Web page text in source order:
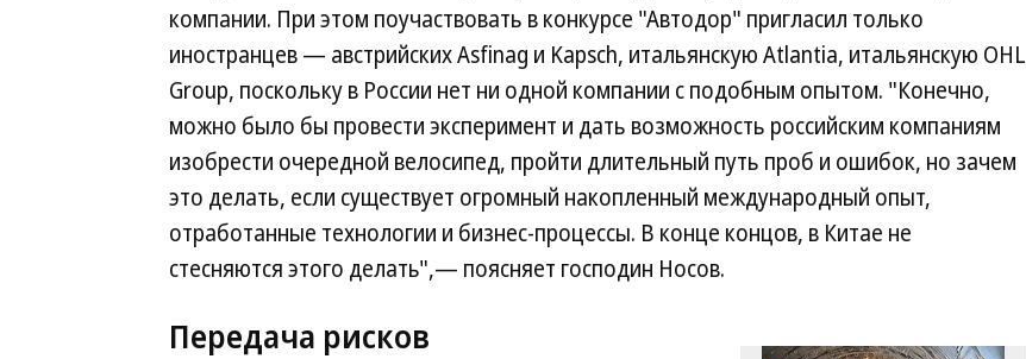
компании. При этом поучаствовать в конкурсе "Автодор" пригласил только
иностранцев — австрийских Asfinag и Kapsch, итальянскую Atlantia, итальянскую OHL
Group, поскольку в России нет ни одной компании с подобным опытом. "Конечно,
можно было бы провести эксперимент и дать возможность российским компаниям
изобрести очередной велосипед, пройти длительный путь проб и ошибок, но зачем
это делать, если существует огромный накопленный международный опыт,
отработанные технологии и бизнес-процессы. В конце концов, в Китае не
стесняются этого делать",— поясняет господин Носов.
Передача рисков